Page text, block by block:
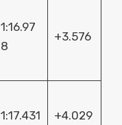
1:16.97
8
+3.576
1:17.431 +4.029